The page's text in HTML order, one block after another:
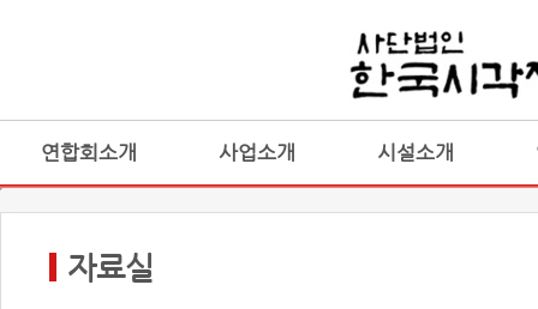
연합회소개 사업소개 시설소개
자료실